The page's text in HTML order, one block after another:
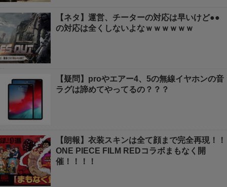
【ネタ】運営、チーターの対応は早いけど●●
の対応は全くしないよなｗｗｗｗｗｗ
【疑問】proやエアー4、5の無線イヤホンの音
ラグは諦めてやってるの？？？
【朗報】衣装スキンは全て顔まで完全再現！！
ONE PIECE FILM REDコラボまもなく開
催！！！！